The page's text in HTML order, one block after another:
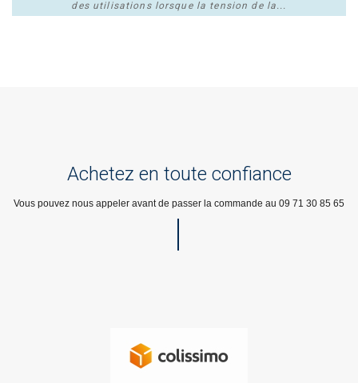
des utilisations lorsque la tension de la...
Achetez en toute confiance
Vous pouvez nous appeler avant de passer la commande au 09 71 30 85 65